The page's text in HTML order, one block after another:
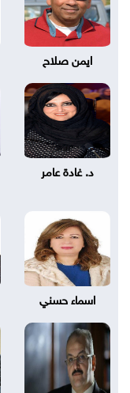
ايمن صلاح
د. غادة عامر
اسماء حسني